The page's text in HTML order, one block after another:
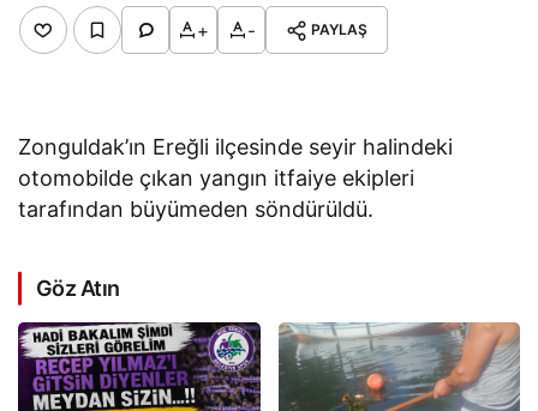
+ - PAYLAŞ
Zonguldak’ın Ereğli ilçesinde seyir halindeki
otomobilde çıkan yangın itfaiye ekipleri
tarafından büyümeden söndürüldü.
Göz Atın